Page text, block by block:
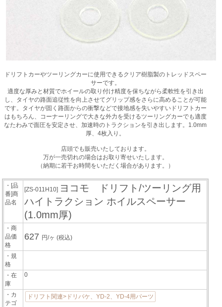
ドリフトカーやツーリングカーに使用できるクリア樹脂製のトレッドスペー
サーです。
適度な厚みと材質でホイールの取り付け精度を保ちながら柔軟性を引き出
し、タイヤの路面追従性を向上させてグリップ感をさらに高めることが可能
です。タイヤが固く路面からの衝撃などで接地感を失いやすいドリフトカー
はもちろん、コーナーリングで大きな外力を受けるツーリングカーでも適度
なたわみで面圧を安定させ、加速時のトラクションを引き出します。1.0mm
厚、4枚入り。
店頭でも販売いたしております。
万が一売切れの場合はお取り寄せいたします。
（納期に若干お時間をいただく場合があります。）
・[品
番]商
品名
[ZS-011H10] ヨコモ ドリフト/ツーリング用
ハイトラクション ホイルスペーサー
(1.0mm厚)
・商
品価
格
627 円/ヶ(税込)
・規
格
・在
庫
0
・カ
テゴ
ドリフト関連>ドリパケ、YD-2、YD-4用パーツ